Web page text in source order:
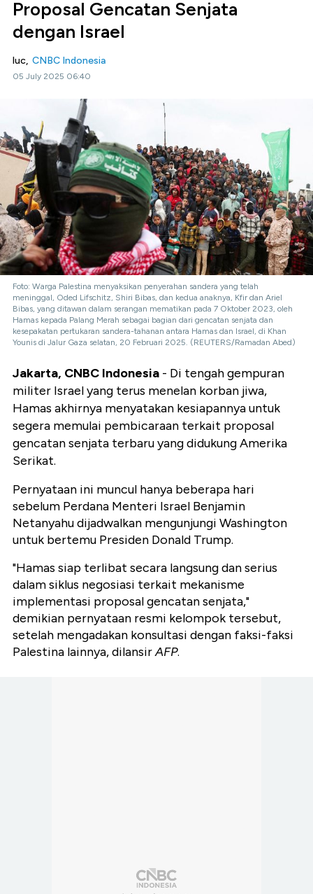
Proposal Gencatan Senjata
dengan Israel
luc, CNBC Indonesia
05 July 2025 06:40
Foto: Warga Palestina menyaksikan penyerahan sandera yang telah
meninggal, Oded Lifschitz, Shiri Bibas, dan kedua anaknya, Kfir dan Ariel
Bibas, yang ditawan dalam serangan mematikan pada 7 Oktober 2023, oleh
Hamas kepada Palang Merah sebagai bagian dari gencatan senjata dan
kesepakatan pertukaran sandera-tahanan antara Hamas dan Israel, di Khan
Younis di Jalur Gaza selatan, 20 Februari 2025. (REUTERS/Ramadan Abed)
Jakarta, CNBC Indonesia - Di tengah gempuran
militer Israel yang terus menelan korban jiwa,
Hamas akhirnya menyatakan kesiapannya untuk
segera memulai pembicaraan terkait proposal
gencatan senjata terbaru yang didukung Amerika
Serikat.
Pernyataan ini muncul hanya beberapa hari
sebelum Perdana Menteri Israel Benjamin
Netanyahu dijadwalkan mengunjungi Washington
untuk bertemu Presiden Donald Trump.
"Hamas siap terlibat secara langsung dan serius
dalam siklus negosiasi terkait mekanisme
implementasi proposal gencatan senjata,"
demikian pernyataan resmi kelompok tersebut,
setelah mengadakan konsultasi dengan faksi-faksi
Palestina lainnya, dilansirAFP.